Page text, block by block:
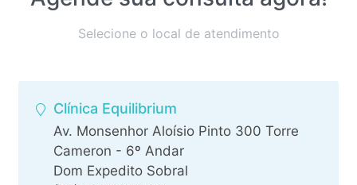
Selecione o local de atendimento
Clínica Equilibrium
Av. Monsenhor Aloísio Pinto 300 Torre
Cameron - 6º Andar
Dom Expedito Sobral